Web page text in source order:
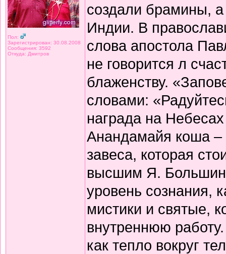
Пол:
Зарегистрирован: 30.08.2008
Сообщения: 3592
Откуда: Дмитров
создали брамины,
Индии. В
слова апостола
не говорится л
блаженству.
словами:
награда на
Анандамайя коша –
завеса, которая
высшим Я.
уровень сознания,
мистики и святые,
внутреннюю
как тепло вокруг